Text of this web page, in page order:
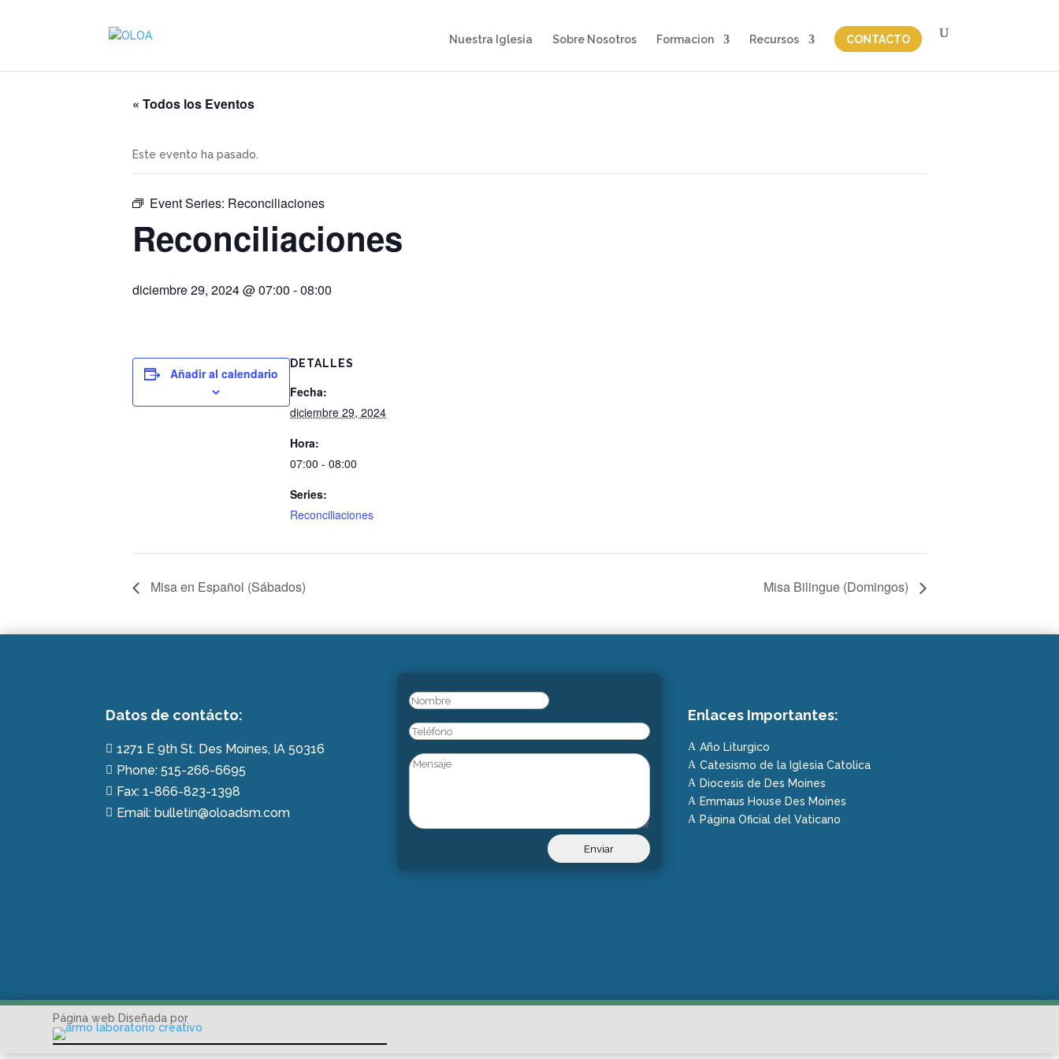
Nuestra Iglesia Sobre Nosotros Formacion Recursos CONTACTO
« Todos los Eventos
Este evento ha pasado.
Event Series: Reconciliaciones
Reconciliaciones
diciembre 29, 2024 @ 07:00 -08:00
Añadir al calendario
DETALLES
Fecha:
diciembre 29, 2024
Hora:
07:00 - 08:00
Series:
Reconciliaciones
Misa en Español (Sábados) Misa Bilingue (Domingos)
Datos de contácto:
 1271 E 9th St. Des Moines, IA 50316
 Phone: 515-266-6695
 Fax: 1-866-823-1398
 Email: bulletin@oloadsm.com
Name(Obligatorio) Nombre
Phone
Untitled
Enlaces Importantes:
A Año Liturgico
A Catesismo de la Iglesia Catolica
A Diocesis de Des Moines
A Emmaus House Des Moines
A Página Oficial del Vaticano
Página web Diseñada por